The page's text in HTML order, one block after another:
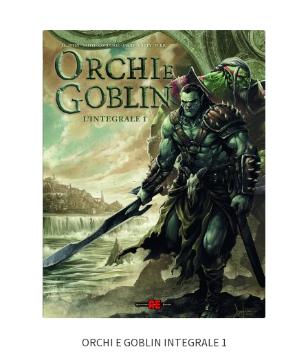
ORCHI E GOBLIN INTEGRALE 1